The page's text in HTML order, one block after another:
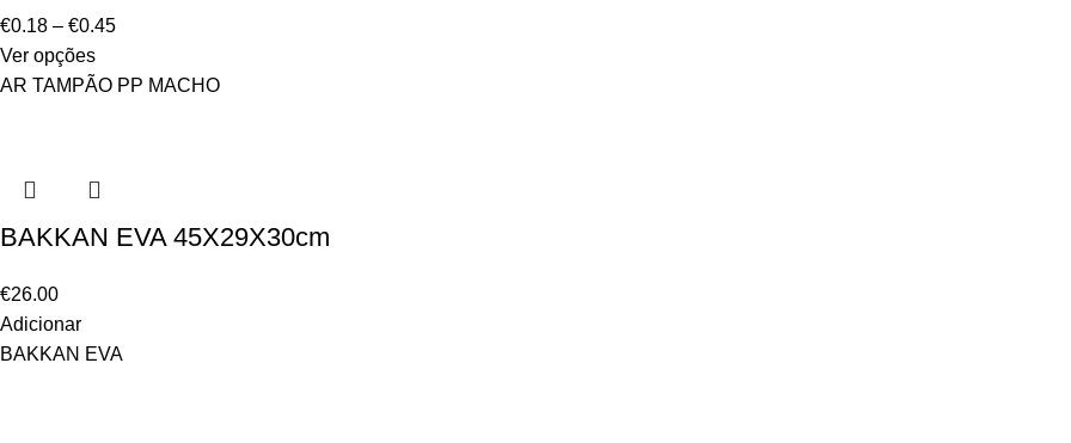
€0.18 – €0.45
Ver opções
AR TAMPÃO PP MACHO
BAKKAN EVA 45X29X30cm
€26.00
Adicionar
BAKKAN EVA